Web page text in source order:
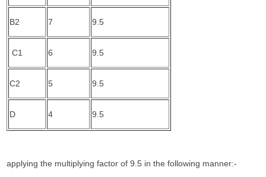
B2 7 9.5
C1 6 9.5
C2 5 9.5
D 4 9.5
applying the multiplying factor of 9.5 in the following manner:-